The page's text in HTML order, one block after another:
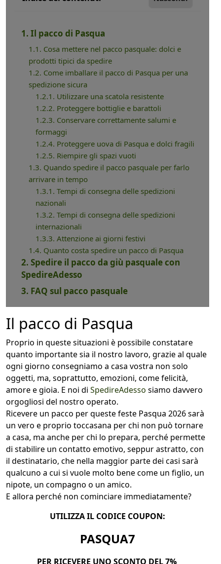
1. Il pacco di Pasqua
1.1. Cosa mettere nel pacco pasquale: dolci e
prodotti tipici da spedire
1.2. Come imballare il pacco di Pasqua per una
spedizione sicura
1.2.1. Utilizzare una scatola resistente
1.2.2. Proteggere bottiglie e barattoli
1.2.3. Conservare correttamente salumi e
formaggi
1.2.4. Proteggere uova di Pasqua e dolci fragili
1.2.5. Riempire gli spazi vuoti
1.3. Quando spedire il pacco pasquale per farlo
arrivare in tempo
1.3.1. Tempi di consegna delle spedizioni
nazionali
1.3.2. Tempi di consegna delle spedizioni
internazionali
1.3.3. Attenzione ai giorni festivi
1.4. Quanto costa spedire un pacco di Pasqua
2. Spedire il pacco da giù pasquale con
SpedireAdesso
3. FAQ sul pacco pasquale
Il pacco di Pasqua
Proprio in queste situazioni è possibile constatare
quanto importante sia il nostro lavoro, grazie al quale
ogni giorno consegniamo a casa vostra non solo
oggetti, ma, soprattutto, emozioni, come felicità,
amore e gioia. E noi di SpedireAdesso siamo davvero
orgogliosi del nostro operato.
Ricevere un pacco per queste feste Pasqua 2026 sarà
un vero e proprio toccasana per chi non può tornare
a casa, ma anche per chi lo prepara, perché permette
di stabilire un contatto emotivo, seppur astratto, con
il destinatario, che nella maggior parte dei casi sarà
qualcuno a cui si vuole molto bene come un figlio, un
nipote, un compagno o un amico.
E allora perché non cominciare immediatamente?
UTILIZZA IL CODICE COUPON:
PASQUA7
PER RICEVERE UNO SCONTO DEL 7%